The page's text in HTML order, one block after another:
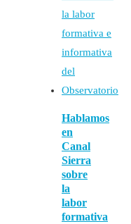
Hablamos
en
Canal
Sierra
sobre
la
labor
formativa